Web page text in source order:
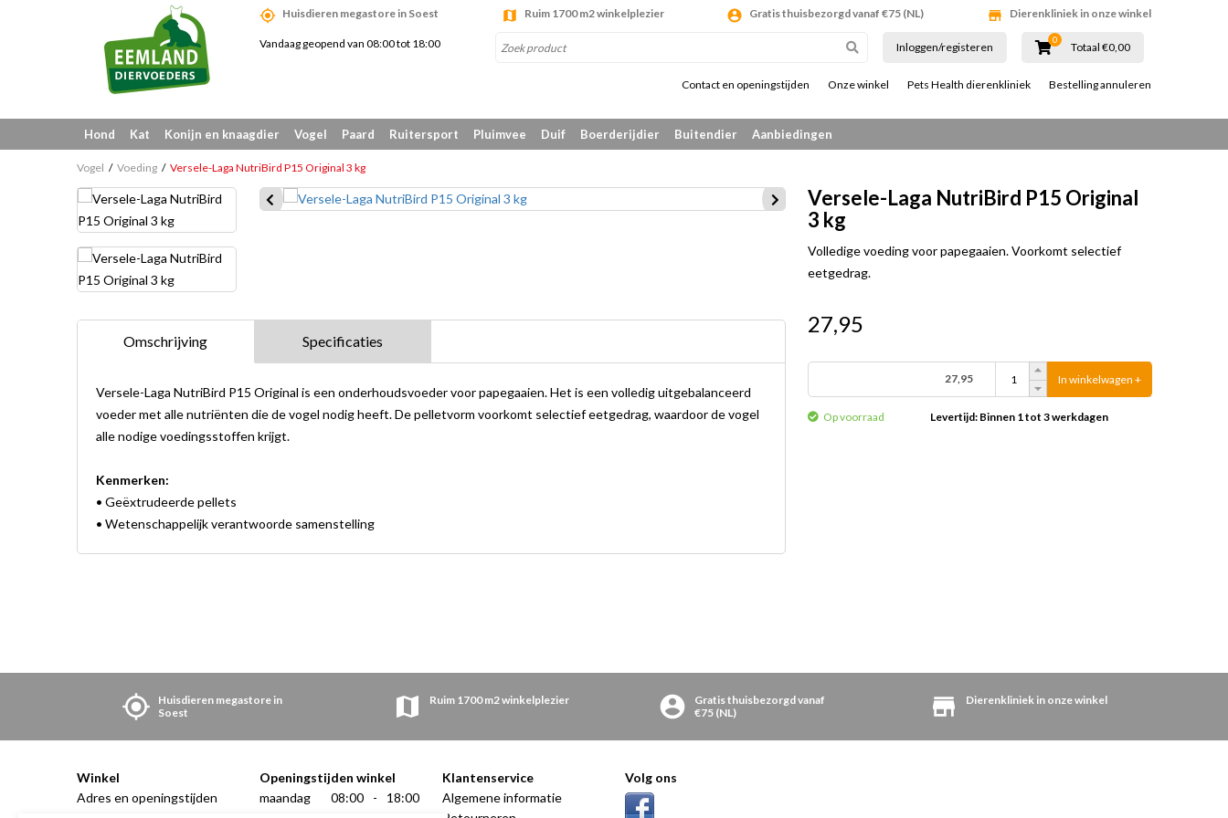
Huisdieren megastore in Soest Ruim 1700 m2 winkelplezier Gratis thuisbezorgd vanaf €75 (NL) Dierenkliniek in onze winkel
Vandaag geopend van 08:00 tot 18:00 Inloggen/registeren
0
Totaal €0,00
Contact en openingstijden Onze winkel Pets Health dierenkliniek Bestelling annuleren
Hond Kat Konijn en knaagdier Vogel Paard Ruitersport Pluimvee Duif Boerderijdier Buitendier Aanbiedingen
Vogel Voeding Versele-Laga NutriBird P15 Original 3 kg
Omschrijving Specificaties
Versele-Laga NutriBird P15 Original is een onderhoudsvoeder voor papegaaien. Het is een volledig uitgebalanceerd
voeder met alle nutriënten die de vogel nodig heeft. De pelletvorm voorkomt selectief eetgedrag, waardoor de vogel
alle nodige voedingsstoffen krijgt.
Kenmerken:
• Geëxtrudeerde pellets
• Wetenschappelijk verantwoorde samenstelling
Versele-Laga NutriBird P15 Original
3 kg
Volledige voeding voor papegaaien. Voorkomt selectief
eetgedrag.
27,95
27,95 In winkelwagen +
Op voorraad Levertijd: Binnen 1 tot 3 werkdagen
Huisdieren megastore in
Soest
Ruim 1700 m2 winkelplezier
Gratis thuisbezorgd vanaf
€75 (NL)
Dierenkliniek in onze winkel
Winkel
Adres en openingstijden
Openingstijden winkel
maandag
08:00 -
18:00
Klantenservice
Algemene informatie
Volg ons